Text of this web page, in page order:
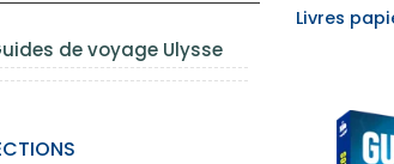
de voyage Ulysse
Livres